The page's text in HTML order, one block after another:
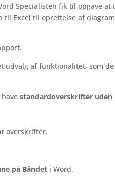
Specialisten fik til opgave
til Excel til oprettelse af
af funktionalitet, som
standardoverskrifter uden
overskrifter.
på Båndet i Word.